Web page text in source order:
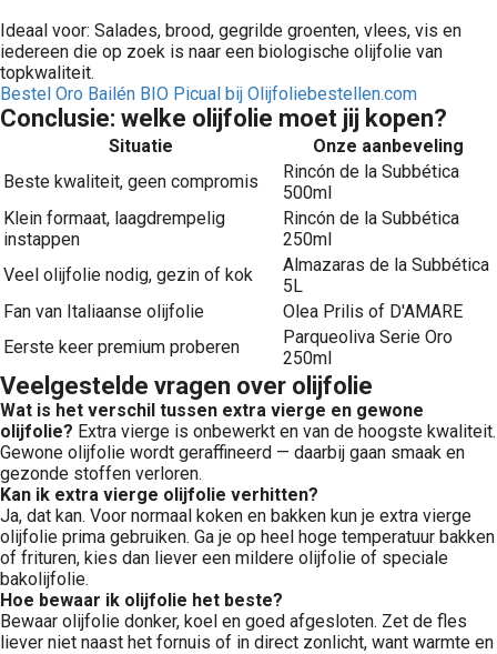
Ideaal voor: Salades, brood, gegrilde groenten, vlees, vis en
iedereen die op zoek is naar een biologische olijfolie van
topkwaliteit.
Bestel Oro Bailén BIO Picual bij Olijfoliebestellen.com
Conclusie: welke olijfolie moet jij kopen?
Situatie
Onze aanbeveling
Beste kwaliteit, geen compromis
Rincón de la Subbética
500ml
Klein formaat, laagdrempelig
instappen
Rincón de la Subbética
250ml
Veel olijfolie nodig, gezin of kok
Almazaras de la Subbética
5L
Fan van Italiaanse olijfolie
Olea Prilis of D'AMARE
Eerste keer premium proberen
Parqueoliva Serie Oro
250ml
Veelgestelde vragen over olijfolie
Wat is het verschil tussen extra vierge en gewone
olijfolie? Extra vierge is onbewerkt en van de hoogste kwaliteit.
Gewone olijfolie wordt geraffineerd — daarbij gaan smaak en
gezonde stoffen verloren.
Kan ik extra vierge olijfolie verhitten?
Ja, dat kan. Voor normaal koken en bakken kun je extra vierge
olijfolie prima gebruiken. Ga je op heel hoge temperatuur bakken
of frituren, kies dan liever een mildere olijfolie of speciale
bakolijfolie.
Hoe bewaar ik olijfolie het beste?
Bewaar olijfolie donker, koel en goed afgesloten. Zet de fles
liever niet naast het fornuis of in direct zonlicht, want warmte en